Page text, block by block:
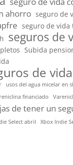
ahorro seguro de
seguro de vida
seguros de
Subida
de vida
usos del agua micelar en
financiado
de tener un
Select abril
Xbox Indie